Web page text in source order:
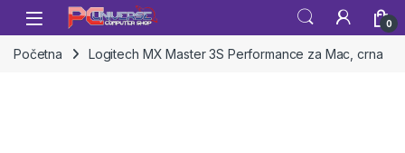
Skip to navigation
Skip to content
Open 0
Početna Logitech MX Master 3S Performance za Mac, crna